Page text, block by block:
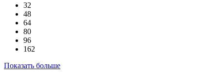
32
48
64
80
96
162
Показать больше